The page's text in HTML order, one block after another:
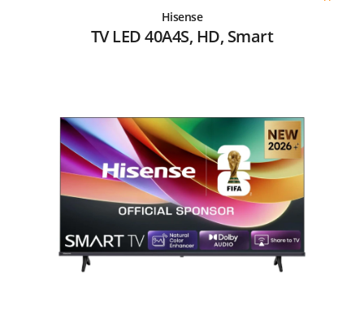
Hisense
TV LED 40A4S, HD, Smart